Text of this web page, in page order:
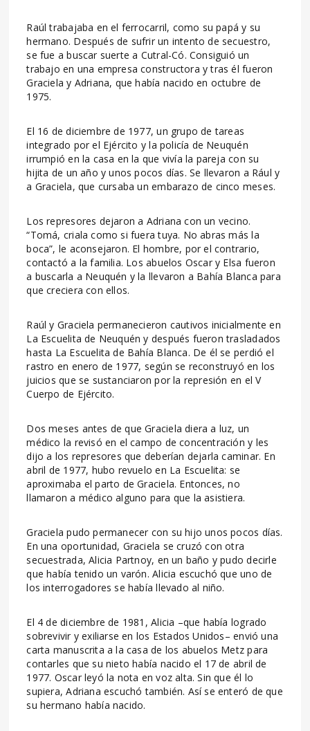
Raúl trabajaba en el ferrocarril, como su papá y su
hermano. Después de sufrir un intento de secuestro,
se fue a buscar suerte a Cutral-Có. Consiguió un
trabajo en una empresa constructora y tras él fueron
Graciela y Adriana, que había nacido en octubre de
1975.
El 16 de diciembre de 1977, un grupo de tareas
integrado por el Ejército y la policía de Neuquén
irrumpió en la casa en la que vivía la pareja con su
hijita de un año y unos pocos días. Se llevaron a Rául y
a Graciela, que cursaba un embarazo de cinco meses.
Los represores dejaron a Adriana con un vecino.
“Tomá, criala como si fuera tuya. No abras más la
boca”, le aconsejaron. El hombre, por el contrario,
contactó a la familia. Los abuelos Oscar y Elsa fueron
a buscarla a Neuquén y la llevaron a Bahía Blanca para
que creciera con ellos.
Raúl y Graciela permanecieron cautivos inicialmente en
La Escuelita de Neuquén y después fueron trasladados
hasta La Escuelita de Bahía Blanca. De él se perdió el
rastro en enero de 1977, según se reconstruyó en los
juicios que se sustanciaron por la represión en el V
Cuerpo de Ejército.
Dos meses antes de que Graciela diera a luz, un
médico la revisó en el campo de concentración y les
dijo a los represores que deberían dejarla caminar. En
abril de 1977, hubo revuelo en La Escuelita: se
aproximaba el parto de Graciela. Entonces, no
llamaron a médico alguno para que la asistiera.
Graciela pudo permanecer con su hijo unos pocos días.
En una oportunidad, Graciela se cruzó con otra
secuestrada, Alicia Partnoy, en un baño y pudo decirle
que había tenido un varón. Alicia escuchó que uno de
los interrogadores se había llevado al niño.
El 4 de diciembre de 1981, Alicia –que había logrado
sobrevivir y exiliarse en los Estados Unidos– envió una
carta manuscrita a la casa de los abuelos Metz para
contarles que su nieto había nacido el 17 de abril de
1977. Oscar leyó la nota en voz alta. Sin que él lo
supiera, Adriana escuchó también. Así se enteró de que
su hermano había nacido.